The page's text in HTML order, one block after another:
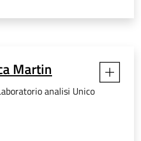
Martin
analisi Unico